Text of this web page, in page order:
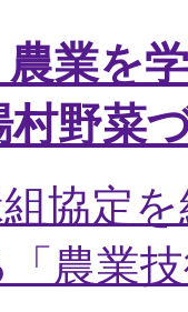
業を
野菜
協定
農業